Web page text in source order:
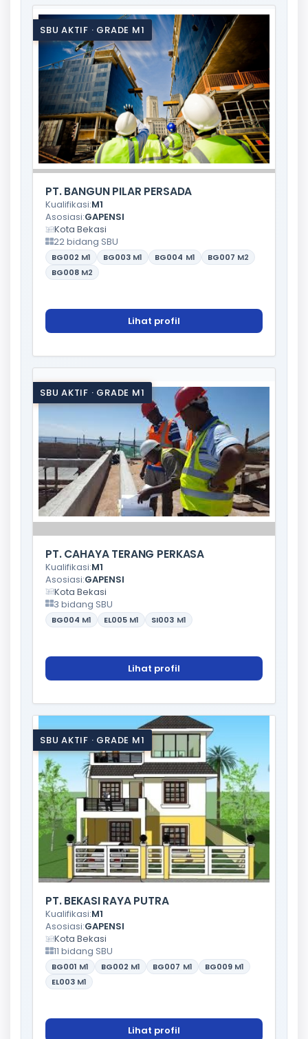
SBU AKTIF · GRADE M1
PT. BANGUN PILAR PERSADA
Kualifikasi:M1
Asosiasi:GAPENSI
Kota Bekasi
22 bidang SBU
BG002 M1 BG003 M1 BG004 M1 BG007 M2
BG008 M2
Lihat profil
SBU AKTIF · GRADE M1
PT. CAHAYA TERANG PERKASA
Kualifikasi:M1
Asosiasi:GAPENSI
Kota Bekasi
3 bidang SBU
BG004 M1 EL005 M1 SI003 M1
Lihat profil
SBU AKTIF · GRADE M1
PT. BEKASI RAYA PUTRA
Kualifikasi:M1
Asosiasi:GAPENSI
Kota Bekasi
11 bidang SBU
BG001 M1 BG002 M1 BG007 M1 BG009 M1
EL003 M1
Lihat profil